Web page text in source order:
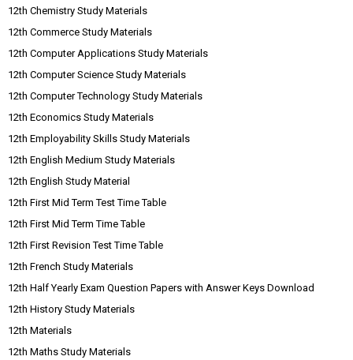
12th Chemistry Study Materials
12th Commerce Study Materials
12th Computer Applications Study Materials
12th Computer Science Study Materials
12th Computer Technology Study Materials
12th Economics Study Materials
12th Employability Skills Study Materials
12th English Medium Study Materials
12th English Study Material
12th First Mid Term Test Time Table
12th First Mid Term Time Table
12th First Revision Test Time Table
12th French Study Materials
12th Half Yearly Exam Question Papers with Answer Keys Download
12th History Study Materials
12th Materials
12th Maths Study Materials